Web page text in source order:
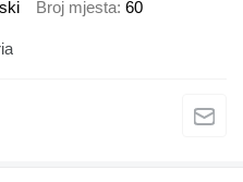
Broj mjesta 60